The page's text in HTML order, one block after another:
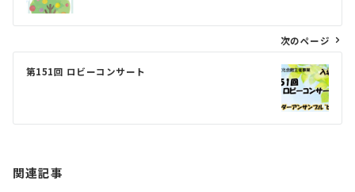
次のページ
第151回 ロビーコンサート
関連記事